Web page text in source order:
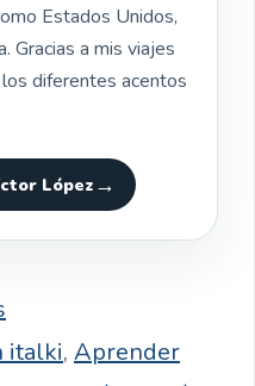
Estados Unidos,
Gracias a mis viajes
diferentes acentos
López
italki, Aprender